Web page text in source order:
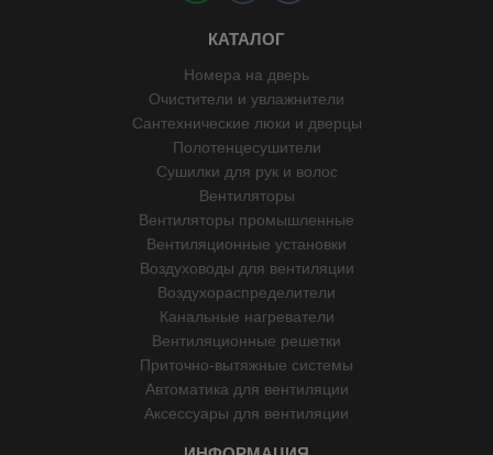
КАТАЛОГ
Номера на дверь
Очистители и увлажнители
Сантехнические люки и дверцы
Полотенцесушители
Сушилки для рук и волос
Вентиляторы
Вентиляторы промышленные
Вентиляционные установки
Воздуховоды для вентиляции
Воздухораспределители
Канальные нагреватели
Вентиляционные решетки
Приточно-вытяжные системы
Автоматика для вентиляции
Аксессуары для вентиляции